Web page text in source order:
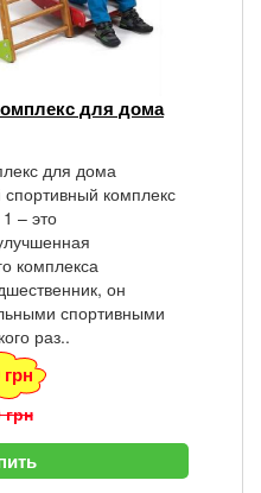
для дома
для дома
комплекс
– это
комплекса
он
спортивными
раз..
грн